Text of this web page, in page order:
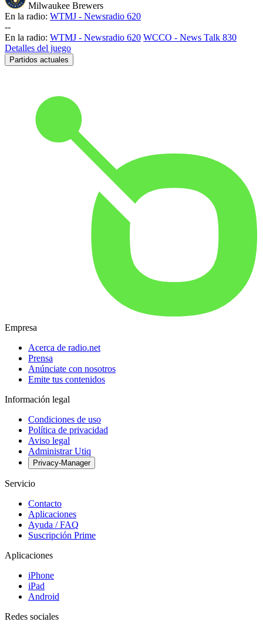
Milwaukee Brewers
En la radio: WTMJ - Newsradio 620
--
En la radio: WTMJ - Newsradio 620 WCCO - News Talk 830
Detalles del juego
Partidos actuales
Empresa
Acerca de radio.net
Prensa
Anúnciate con nosotros
Emite tus contenidos
Información legal
Condiciones de uso
Política de privacidad
Aviso legal
Administrar Utiq
Privacy-Manager
Servicio
Contacto
Aplicaciones
Ayuda / FAQ
Suscripción Prime
Aplicaciones
iPhone
iPad
Android
Redes sociales